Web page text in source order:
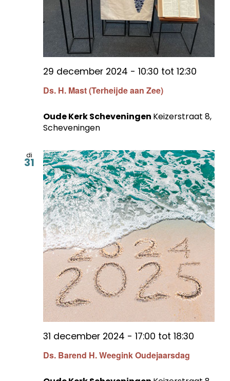
Ds. H. Mast (Terheijde aan Zee)
29 december 2024 - 10:30 tot 12:30
Oude Kerk Scheveningen Keizerstraat 8,
Scheveningen
di
31
Ds. Barend H. Weegink Oudejaarsdag
31 december 2024 - 17:00 tot 18:30